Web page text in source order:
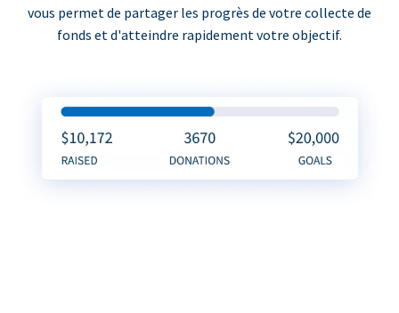
vous permet de partager les progrès de votre collecte de
fonds et d'atteindre rapidement votre objectif.